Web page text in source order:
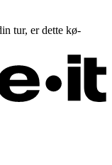
tur, er dette kø-